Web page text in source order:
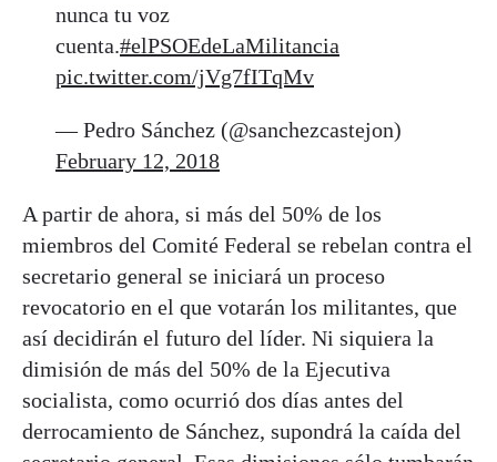
nunca tu voz
cuenta.#elPSOEdeLaMilitancia
pic.twitter.com/jVg7fITqMv
— Pedro Sánchez (@sanchezcastejon)
February 12, 2018
A partir de ahora, si más del 50% de los
miembros del Comité Federal se rebelan contra el
secretario general se iniciará un proceso
revocatorio en el que votarán los militantes, que
así decidirán el futuro del líder. Ni siquiera la
dimisión de más del 50% de la Ejecutiva
socialista, como ocurrió dos días antes del
derrocamiento de Sánchez, supondrá la caída del